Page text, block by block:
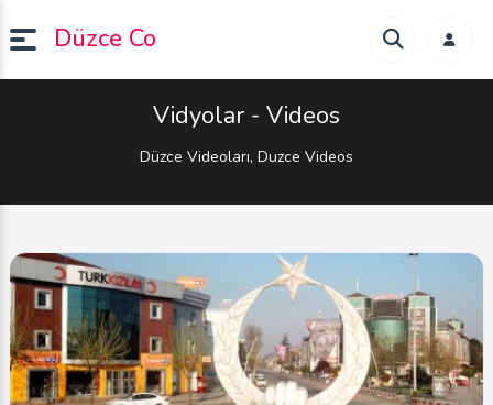
Düzce Co
Vidyolar - Videos
Düzce Videoları, Duzce Videos